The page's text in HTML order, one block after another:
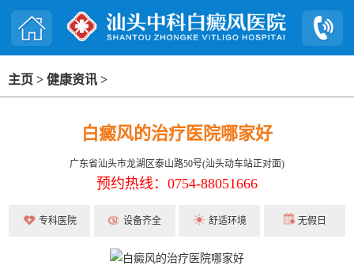
主页 > 健康资讯 >
白癜风的治疗医院哪家好
广东省汕头市龙湖区泰山路50号(汕头动车站正对面)
预约热线：0754-88051666
专科医院 设备齐全 舒适环境 无假日